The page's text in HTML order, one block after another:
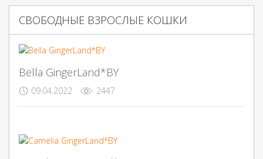
СВОБОДНЫЕ ВЗРОСЛЫЕ КОШКИ
Bella GingerLand*BY
09.04.2022 2447